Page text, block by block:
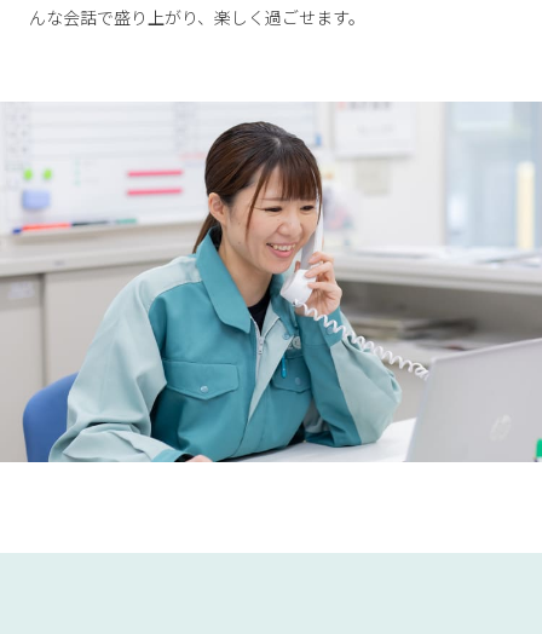
んな会話で盛り上がり、楽しく過ごせます。